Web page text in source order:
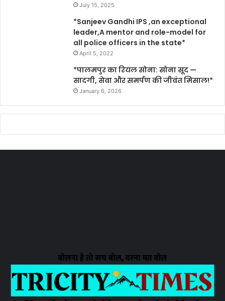
July 15, 2025
*Sanjeev Gandhi IPS ,an exceptional
leader,A mentor and role-model for
all police officers in the state*
April 5, 2022
*पालमपुर का रियल सोना: सोना सूद —
सादगी, सेवा और समर्पण की जीवंत मिसाल!*
January 6, 2026